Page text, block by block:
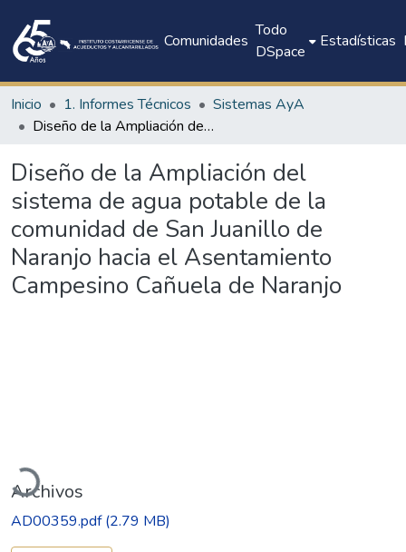
Comunidades
Todo
DSpace
Estadísticas
Inicio 1. Informes Técnicos
Sistemas AyA
Diseño de la Ampliación del sistema de agua potable de la comunidad de San Juanillo de Naranjo hacia el Asentamiento Campesino Cañuela de Naranjo
Diseño de la Ampliación del
sistema de agua potable de la
comunidad de San Juanillo de
Naranjo hacia el Asentamiento
Campesino Cañuela de Naranjo
Cargando...
Archivos
AD00359.pdf(2.79 MB)